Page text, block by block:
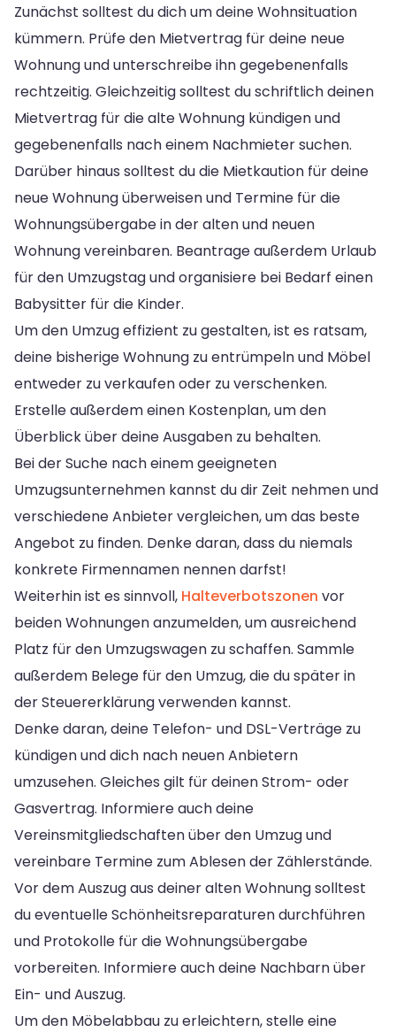
Zunächst solltest du dich um deine Wohnsituation
kümmern. Prüfe den Mietvertrag für deine neue
Wohnung und unterschreibe ihn gegebenenfalls
rechtzeitig. Gleichzeitig solltest du schriftlich deinen
Mietvertrag für die alte Wohnung kündigen und
gegebenenfalls nach einem Nachmieter suchen.
Darüber hinaus solltest du die Mietkaution für deine
neue Wohnung überweisen und Termine für die
Wohnungsübergabe in der alten und neuen
Wohnung vereinbaren. Beantrage außerdem Urlaub
für den Umzugstag und organisiere bei Bedarf einen
Babysitter für die Kinder.
Um den Umzug effizient zu gestalten, ist es ratsam,
deine bisherige Wohnung zu entrümpeln und Möbel
entweder zu verkaufen oder zu verschenken.
Erstelle außerdem einen Kostenplan, um den
Überblick über deine Ausgaben zu behalten.
Bei der Suche nach einem geeigneten
Umzugsunternehmen kannst du dir Zeit nehmen und
verschiedene Anbieter vergleichen, um das beste
Angebot zu finden. Denke daran, dass du niemals
konkrete Firmennamen nennen darfst!
Weiterhin ist es sinnvoll, Halteverbotszonen vor
beiden Wohnungen anzumelden, um ausreichend
Platz für den Umzugswagen zu schaffen. Sammle
außerdem Belege für den Umzug, die du später in
der Steuererklärung verwenden kannst.
Denke daran, deine Telefon- und DSL-Verträge zu
kündigen und dich nach neuen Anbietern
umzusehen. Gleiches gilt für deinen Strom- oder
Gasvertrag. Informiere auch deine
Vereinsmitgliedschaften über den Umzug und
vereinbare Termine zum Ablesen der Zählerstände.
Vor dem Auszug aus deiner alten Wohnung solltest
du eventuelle Schönheitsreparaturen durchführen
und Protokolle für die Wohnungsübergabe
vorbereiten. Informiere auch deine Nachbarn über
Ein- und Auszug.
Um den Möbelabbau zu erleichtern, stelle eine